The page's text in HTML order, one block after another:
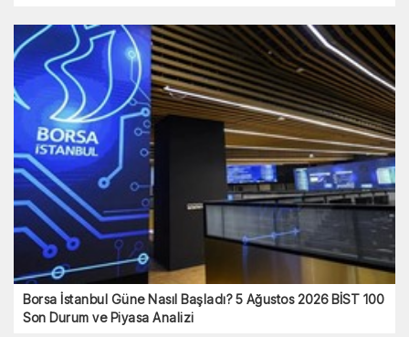
Borsa İstanbul Güne Nasıl Başladı? 5 Ağustos 2026 BİST 100
Son Durum ve Piyasa Analizi